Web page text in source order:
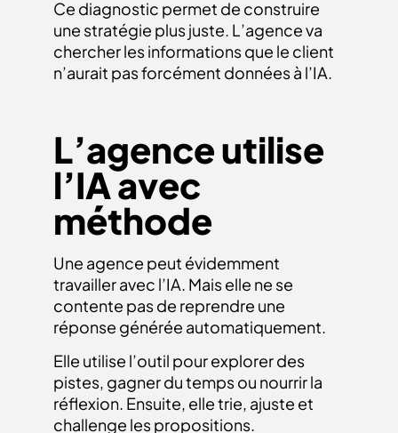
Ce diagnostic permet de construire
une stratégie plus juste. L’agence va
chercher les informations que le client
n’aurait pas forcément données à l’IA.
L’agence utilise
l’IA avec
méthode
Une agence peut évidemment
travailler avec l’IA. Mais elle ne se
contente pas de reprendre une
réponse générée automatiquement.
Elle utilise l’outil pour explorer des
pistes, gagner du temps ou nourrir la
réflexion. Ensuite, elle trie, ajuste et
challenge les propositions.